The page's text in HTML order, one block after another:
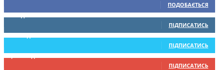
ПОДОБАЄТЬСЯ
0 Підписників
ПІДПИСАТИСЬ
234 Підписників
ПІДПИСАТИСЬ
9,370 Підписників
ПІДПИСАТИСЬ